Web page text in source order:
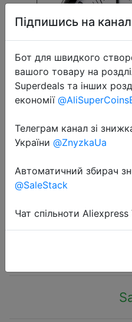
2023-05-30
Countdown
Classroom Baking
Teaching
Підпишись на
Бот для швидкого
вашого товару на
Superdeals та інших
економії
Телеграм канал зі
України @ZnyzkaUa
Автоматичний збирач
@SaleStack
Чат спільноти Aliexpress